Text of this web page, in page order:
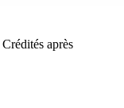
Crédités après